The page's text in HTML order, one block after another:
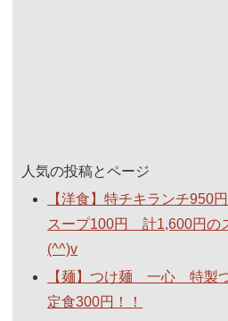
人気の投稿とページ
【洋食】特チキランチ950
スープ100円 計1,600円の
(^^)v
【麺】つけ麺 一心 特製
定食300円！！